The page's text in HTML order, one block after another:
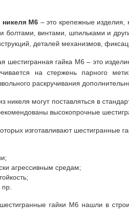
никеля М6 – это крепежные изделия,
болтами, винтами, шпильками и
деталей механизмов,
шестигранная гайка М6 – это
на стержень парного
раскручивания
никеля могут поставляться в
высокопрочные
изготавливают шестигранные
агрессивным средам;
гайки М6 нашли в